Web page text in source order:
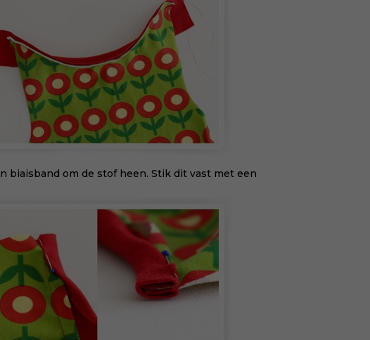
biaisband om de stof heen. Stik dit vast met een